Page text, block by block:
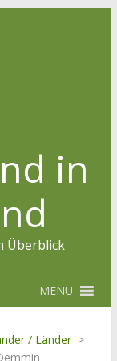
in
Überblick
MENU
/ Länder >